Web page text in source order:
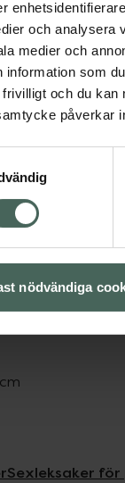
och analysera
medier och
information som
och du kan
påverkar
nödvändiga
med varmt
och ABS-plast
utan
laddningskabel
batteri
Sexleksaker för